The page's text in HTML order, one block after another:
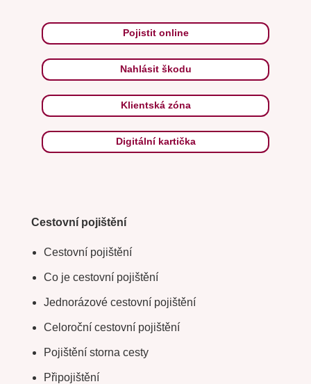
Pojistit online
Nahlásit škodu
Klientská zóna
Digitální kartička
Cestovní pojištění
Cestovní pojištění
Co je cestovní pojištění
Jednorázové cestovní pojištění
Celoroční cestovní pojištění
Pojištění storna cesty
Připojištění